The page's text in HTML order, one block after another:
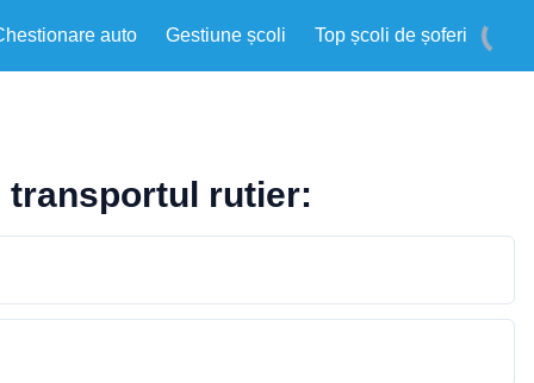
auto Gestiune școli Top școli de șoferi
transportul rutier: